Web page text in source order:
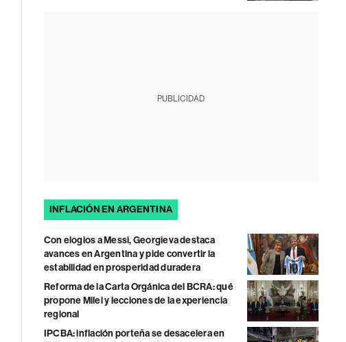
PUBLICIDAD
INFLACIÓN EN ARGENTINA
Con elogios a Messi, Georgieva destaca
avances en Argentina y pide convertir la
estabilidad en prosperidad duradera
Reforma de la Carta Orgánica del BCRA: qué
propone Milei y lecciones de la experiencia
regional
IPCBA: inflación porteña se desacelera en